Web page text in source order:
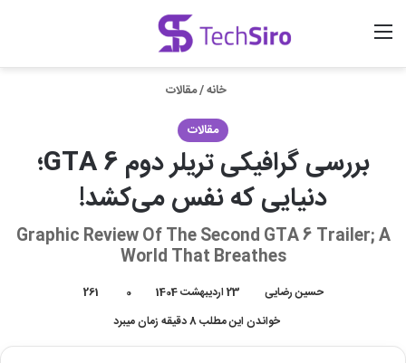
جستجو برای
ورود
خانه/مقالات
مقالات
بررسی گرافیکی تریلر دوم GTA 6؛
دنیایی که نفس می‌کشد!
Graphic Review Of The Second GTA 6 Trailer; A
World That Breathes
حسین رضایی 23 اردیبهشت 1404 0
261
خواندن این مطلب 8 دقیقه زمان میبرد